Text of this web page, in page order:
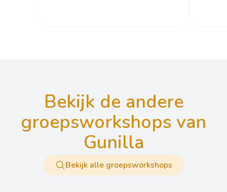
bekijk de andere
groepsworkshops van
Gunilla
Bekijk alle groepsworkshops